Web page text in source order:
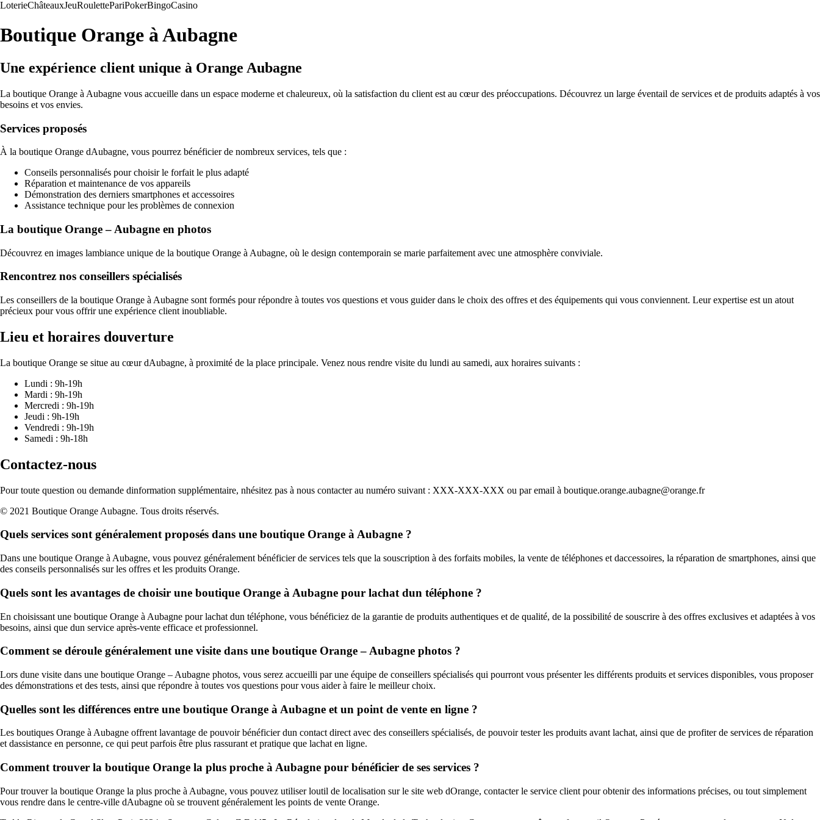
LoterieChâteauxJeuRoulettePariPokerBingoCasino
Boutique Orange à Aubagne
Une expérience client unique à Orange Aubagne
La boutique Orange à Aubagne vous accueille dans un espace moderne et chaleureux, où la satisfaction du client est au cœur des préoccupations. Découvrez un large éventail de services et de produits adaptés à vos
besoins et vos envies.
Services proposés
À la boutique Orange dAubagne, vous pourrez bénéficier de nombreux services, tels que :
Conseils personnalisés pour choisir le forfait le plus adapté
Réparation et maintenance de vos appareils
Démonstration des derniers smartphones et accessoires
Assistance technique pour les problèmes de connexion
La boutique Orange – Aubagne en photos
Découvrez en images lambiance unique de la boutique Orange à Aubagne, où le design contemporain se marie parfaitement avec une atmosphère conviviale.
Rencontrez nos conseillers spécialisés
Les conseillers de la boutique Orange à Aubagne sont formés pour répondre à toutes vos questions et vous guider dans le choix des offres et des équipements qui vous conviennent. Leur expertise est un atout
précieux pour vous offrir une expérience client inoubliable.
Lieu et horaires douverture
La boutique Orange se situe au cœur dAubagne, à proximité de la place principale. Venez nous rendre visite du lundi au samedi, aux horaires suivants :
Lundi : 9h-19h
Mardi : 9h-19h
Mercredi : 9h-19h
Jeudi : 9h-19h
Vendredi : 9h-19h
Samedi : 9h-18h
Contactez-nous
Pour toute question ou demande dinformation supplémentaire, nhésitez pas à nous contacter au numéro suivant : XXX-XXX-XXX ou par email à boutique.orange.aubagne@orange.fr
© 2021 Boutique Orange Aubagne. Tous droits réservés.
Quels services sont généralement proposés dans une boutique Orange à Aubagne ?
Dans une boutique Orange à Aubagne, vous pouvez généralement bénéficier de services tels que la souscription à des forfaits mobiles, la vente de téléphones et daccessoires, la réparation de smartphones, ainsi que
des conseils personnalisés sur les offres et les produits Orange.
Quels sont les avantages de choisir une boutique Orange à Aubagne pour lachat dun téléphone ?
En choisissant une boutique Orange à Aubagne pour lachat dun téléphone, vous bénéficiez de la garantie de produits authentiques et de qualité, de la possibilité de souscrire à des offres exclusives et adaptées à vos
besoins, ainsi que dun service après-vente efficace et professionnel.
Comment se déroule généralement une visite dans une boutique Orange – Aubagne photos ?
Lors dune visite dans une boutique Orange – Aubagne photos, vous serez accueilli par une équipe de conseillers spécialisés qui pourront vous présenter les différents produits et services disponibles, vous proposer
des démonstrations et des tests, ainsi que répondre à toutes vos questions pour vous aider à faire le meilleur choix.
Quelles sont les différences entre une boutique Orange à Aubagne et un point de vente en ligne ?
Les boutiques Orange à Aubagne offrent lavantage de pouvoir bénéficier dun contact direct avec des conseillers spécialisés, de pouvoir tester les produits avant lachat, ainsi que de profiter de services de réparation
et dassistance en personne, ce qui peut parfois être plus rassurant et pratique que lachat en ligne.
Comment trouver la boutique Orange la plus proche à Aubagne pour bénéficier de ses services ?
Pour trouver la boutique Orange la plus proche à Aubagne, vous pouvez utiliser loutil de localisation sur le site web dOrange, contacter le service client pour obtenir des informations précises, ou tout simplement
vous rendre dans le centre-ville dAubagne où se trouvent généralement les points de vente Orange.